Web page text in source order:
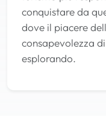
conquistare da
dove il piacere
consapevolezza
esplorando.